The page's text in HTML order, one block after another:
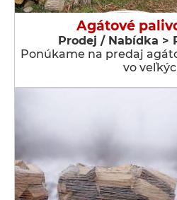
Agátové
Prodej / Nabídka >
Ponúkame na predaj
vo